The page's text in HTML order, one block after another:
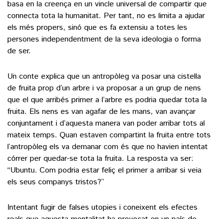
basa en la creença en un vincle universal de compartir que
connecta tota la humanitat. Per tant, no es limita a ajudar
els més propers, sinó que es fa extensiu a totes les
persones independentment de la seva ideologia o forma
de ser.
Un conte explica que un antropòleg va posar una cistella
de fruita prop d’un arbre i va proposar a un grup de nens
que el que arribés primer a l’arbre es podria quedar tota la
fruita. Els nens es van agafar de les mans, van avançar
conjuntament i d’aquesta manera van poder arribar tots al
mateix temps. Quan estaven compartint la fruita entre tots
l’antropòleg els va demanar com és que no havien intentat
córrer per quedar-se tota la fruita. La resposta va ser:
“Ubuntu. Com podria estar feliç el primer a arribar si veia
els seus companys tristos?”
Intentant fugir de falses utopies i coneixent els efectes